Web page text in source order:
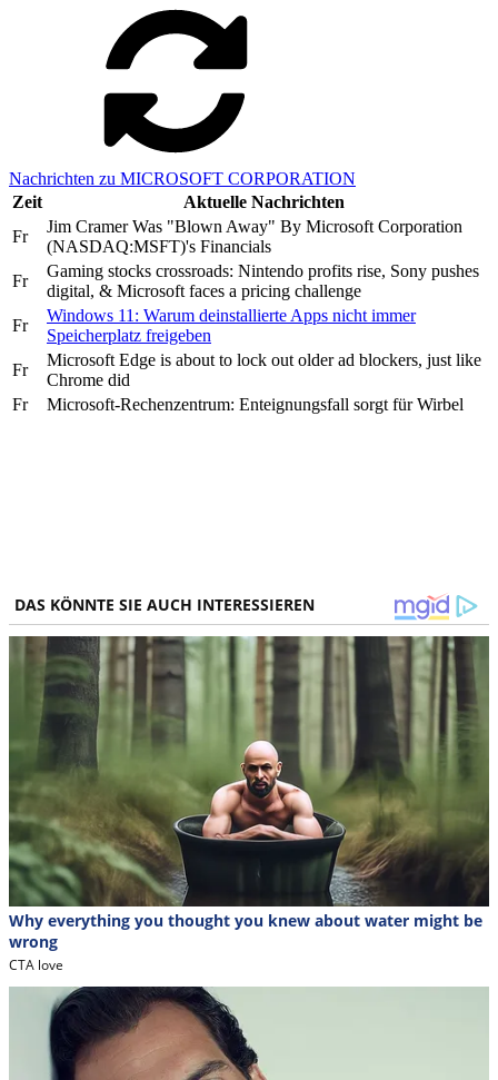
Nachrichten zu MICROSOFT CORPORATION
Zeit
Aktuelle Nachrichten
Fr
Jim Cramer Was "Blown Away" By Microsoft Corporation
(NASDAQ:MSFT)'s Financials
Fr
Gaming stocks crossroads: Nintendo profits rise, Sony pushes
digital, & Microsoft faces a pricing challenge
Fr
Windows 11: Warum deinstallierte Apps nicht immer
Speicherplatz freigeben
Fr
Microsoft Edge is about to lock out older ad blockers, just like
Chrome did
Fr
Microsoft-Rechenzentrum: Enteignungsfall sorgt für Wirbel